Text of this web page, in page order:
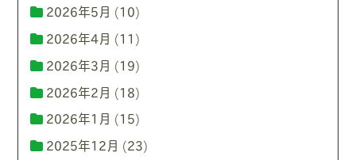
2026年5月 (10)
2026年4月 (11)
2026年3月 (19)
2026年2月 (18)
2026年1月 (15)
2025年12月 (23)